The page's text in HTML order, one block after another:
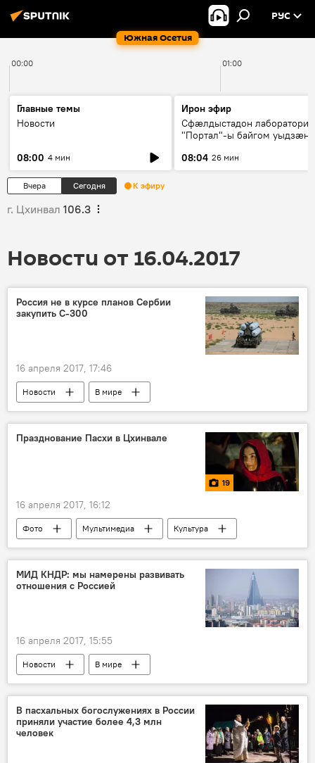
Южная Осетия
РУС
00:00 01:00
Главные темы
Новости
08:00 4 мин
Ирон эфир
Сфæлдыстадон лаборатори
"Портал"-ы байгом уыдзæн
Æхсары куыстыты равдыст
08:04 26 мин
Вчера Сегодня К эфиру
г. Цхинвал 106.3
Новости от 16.04.2017
Россия не в курсе планов Сербии
закупить С-300
16 апреля 2017, 17:46
Новости В мире
Празднование Пасхи в Цхинвале
19
16 апреля 2017, 16:12
Фото Мультимедиа
Культура
Репортажи
МИД КНДР: мы намерены развивать
отношения с Россией
16 апреля 2017, 15:55
Новости В мире
В пасхальных богослужениях в России
приняли участие более 4,3 млн
человек